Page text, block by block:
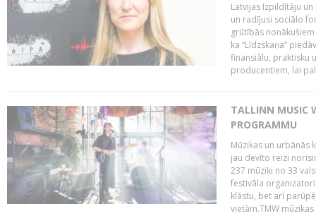
Latvijas Izpildītāju
un radījusi sociālo
grūtībās
ka “Līdzskaņa”
finansiālu, praktisku
producentiem, lai
TALLINN MUSIC
PROGRAMMU
Mūzikas un urbānās
jau devīto reizi
237 mūziķi no 33
festivāla
klāstu, bet arī
vietām.TMW